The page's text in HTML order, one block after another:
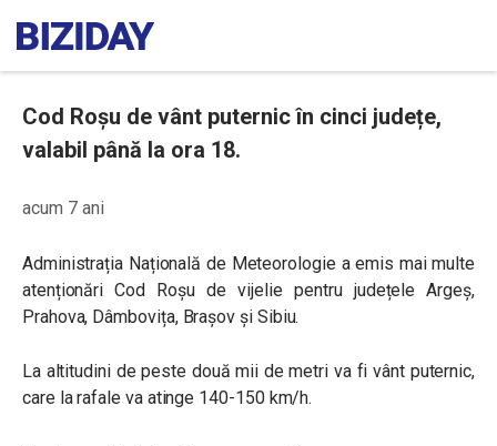
Cod Roșu de vânt puternic în cinci județe,
valabil până la ora 18.
acum 7 ani
Administrația Națională de Meteorologie a emis mai multe
atenționări Cod Roșu de vijelie pentru județele Argeș,
Prahova, Dâmbovița, Brașov și Sibiu.
La altitudini de peste două mii de metri va fi vânt puternic,
care la rafale va atinge 140-150 km/h.